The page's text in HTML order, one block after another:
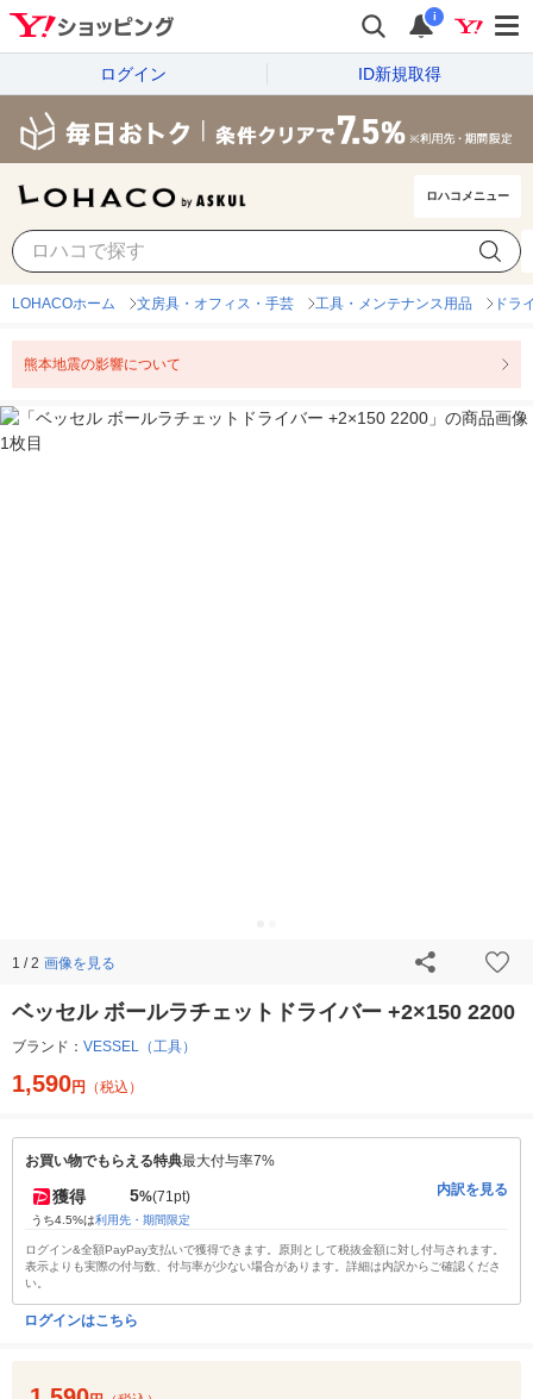
i
ログイン ID新規取得
ロハコメニュー
LOHACOホーム 文房具・オフィス・手芸 工具・メンテナンス用品 ドラ
熊本地震の影響について
1 / 2 画像を見る
ベッセル ボールラチェットドライバー +2×150 2200
ブランド： VESSEL（工具）
1,590円 （税込）
お買い物でもらえる特典最大付与率7%
獲得 5%(71pt)
うち4.5%は利用先・期間限定
内訳を見る
ログイン&全額PayPay支払いで獲得できます。原則として税抜金額に対し付与されます。
表示よりも実際の付与数、付与率が少ない場合があります。詳細は内訳からご確認くださ
い。
ログインはこちら